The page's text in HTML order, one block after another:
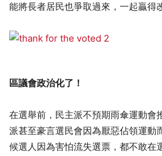
能將長者居民也爭取過來，一起贏得
區議會政治化了！
在選舉前，民主派不預期雨傘運動會
派甚至豪言選民會因為厭惡佔領運動
候選人因為害怕流失選票，都不敢在